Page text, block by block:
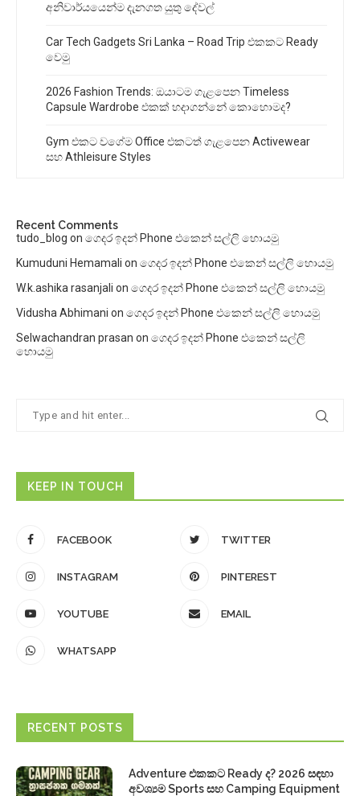
අනිවාර්යයෙන්ම දැනගත යුතු දේවල්
Car Tech Gadgets Sri Lanka – Road Trip එකකට Ready
වෙමු
2026 Fashion Trends: ඔයාටම ගැළපෙන Timeless
Capsule Wardrobe එකක් හදාගන්නේ කොහොමද?
Gym එකට වගේම Office එකටත් ගැළපෙන Activewear
සහ Athleisure Styles
Recent Comments
tudo_blog on ගෙදර ඉදන් Phone එකෙන් සල්ලි හොයමු
Kumuduni Hemamali on ගෙදර ඉදන් Phone එකෙන් සල්ලි හොයමු
W.k.ashika rasanjali on ගෙදර ඉදන් Phone එකෙන් සල්ලි හොයමු
Vidusha Abhimani on ගෙදර ඉදන් Phone එකෙන් සල්ලි හොයමු
Selwachandran prasan on ගෙදර ඉදන් Phone එකෙන් සල්ලි
හොයමු
KEEP IN TOUCH
FACEBOOK TWITTER
INSTAGRAM PINTEREST
YOUTUBE EMAIL
WHATSAPP
RECENT POSTS
Adventure එකකට Ready ද? 2026 සඳහා
අවශ්‍යම Sports සහ Camping Equipment